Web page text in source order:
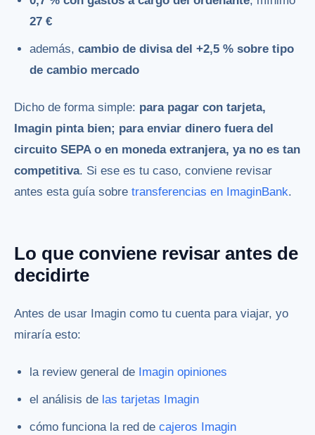
27 €
además,cambio de divisa del +2,5 % sobre tipo
de cambio mercado
Dicho de forma simple: para pagar con tarjeta,
Imagin pinta bien; para enviar dinero fuera del
circuito SEPA o en moneda extranjera, ya no es tan
competitiva. Si ese es tu caso, conviene revisar
antes esta guía sobre transferencias en ImaginBank.
Lo que conviene revisar antes de
decidirte
Antes de usar Imagin como tu cuenta para viajar, yo
miraría esto:
la review general de Imagin opiniones
el análisis de las tarjetas Imagin
cómo funciona la red decajeros Imagin